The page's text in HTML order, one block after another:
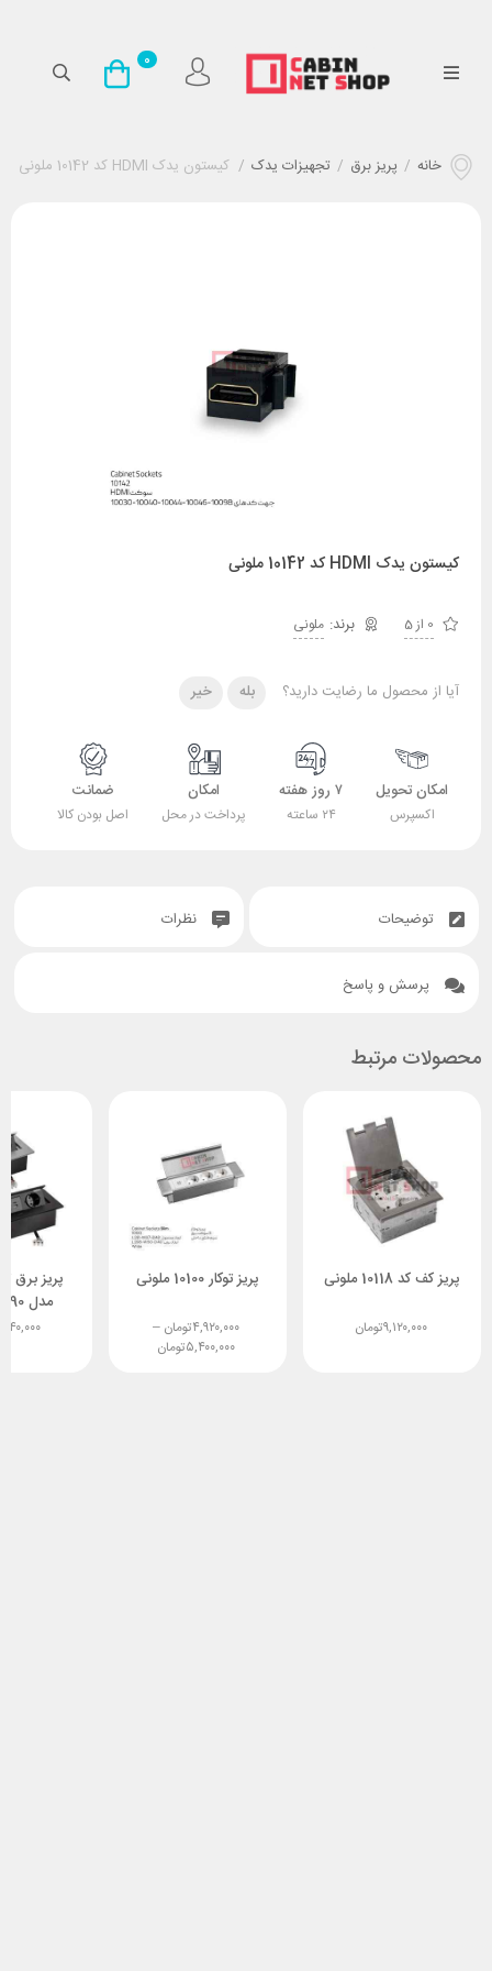
0
خانه / پریز برق / تجهیزات یدک / کیستون یدک HDMI کد 10142 ملونی
کیستون یدک HDMI کد 10142 ملونی
0 از 5 ملونی
آیا از محصول ما رضایت دارید؟ بله خیر
امکان تحویل
اکسپرس
۷ روز هفته
۲۴ ساعته
امکان
پرداخت در محل
ضمانت
اصل بودن کالا
توضیحات نظرات
پرسش و پاسخ
محصولات مرتبط
پریز کف کد 10118 ملونی
۹,۱۲۰,۰۰۰تومان
پریز توکار 10100 ملونی
۴,۹۲۰,۰۰۰تومان –
۵,۴۰۰,۰۰۰تومان
پریز برق
مدل 10090 ملونی